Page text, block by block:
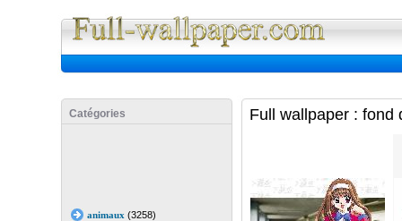
Catégories
animaux (3258)
Full wallpaper : fond